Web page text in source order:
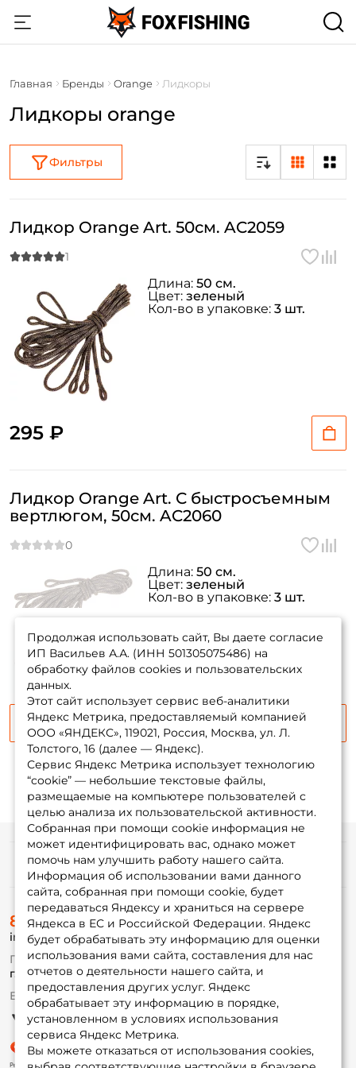
Главная Бренды Orange Лидкоры
Лидкоры orange
Фильтры
Лидкор Orange Art. 50см. AC2059
295 ₽
Длина: 50 см.
Цвет: зеленый
Кол-во в упаковке: 3 шт.
наличии
Лидкор Orange Art. С быстросъемным
вертлюгом, 50см. AC2060
Сообщить о поступлении
Длина: 50 см.
Цвет: зеленый
Кол-во в упаковке: 3 шт.
Продолжая использовать сайт, Вы даете согласие
ИП Васильев А.А. (ИНН 501305075486) на
обработку файлов cookies и пользовательских
данных.
Этот сайт использует сервис веб-аналитики
Яндекс Метрика, предоставляемый компанией
ООО «ЯНДЕКС», 119021, Россия, Москва, ул. Л.
Толстого, 16 (далее — Яндекс).
Сервис Яндекс Метрика использует технологию
“cookie” — небольшие текстовые файлы,
размещаемые на компьютере пользователей с
целью анализа их пользовательской активности.
Собранная при помощи cookie информация не
может идентифицировать вас, однако может
помочь нам улучшить работу нашего сайта.
Информация об использовании вами данного
сайта, собранная при помощи cookie, будет
передаваться Яндексу и храниться на сервере
Яндекса в ЕС и Российской Федерации. Яндекс
будет обрабатывать эту информацию для оценки
использования вами сайта, составления для нас
отчетов о деятельности нашего сайта, и
предоставления других услуг. Яндекс
обрабатывает эту информацию в порядке,
установленном в условиях использования
сервиса Яндекс Метрика.
Вы можете отказаться от использования cookies,
ФИО: *
Придумайте пароль: *
Повторите пароль: *
Заполняя данную форму вы соглашаетесь на обработку
персональных данных
Создать аккаунт
У меня уже есть аккаунт
Информация
О магазине
Доставка
Оплата
Fox-bonus
Гуру
Партнерская программа
8 (495) 532-77-88
info@foxfishing.ru
По вопросам с заказом
г. Москва, ул. Плеханова д.7
Ежедневно 10:00 до 20:00